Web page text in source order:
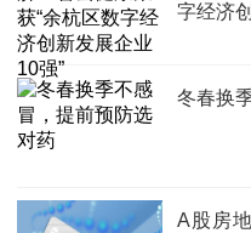
字经济
冬春换
A股房